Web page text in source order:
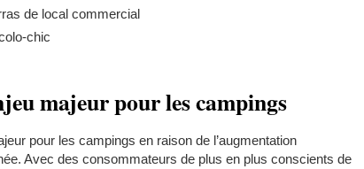
de local commercial
chic
majeur pour les campings
pour les campings en raison de l’augmentation
Avec des consommateurs de plus en plus conscients de